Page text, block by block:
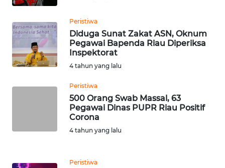
Peristiwa
Diduga Sunat Zakat ASN, Oknum
Pegawai Bapenda Riau Diperiksa
Inspektorat
4 tahun yang lalu
Peristiwa
500 Orang Swab Massal, 63
Pegawai Dinas PUPR Riau Positif
Corona
4 tahun yang lalu
Peristiwa
KARAWANG
WN
BEKASI
WN
WN